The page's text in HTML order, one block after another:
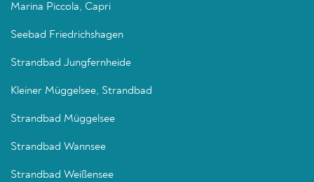
Marina Piccola, Capri
Seebad Friedrichshagen
Strandbad Jungfernheide
Kleiner Müggelsee, Strandbad
Strandbad Müggelsee
Strandbad Wannsee
Strandbad Weißensee